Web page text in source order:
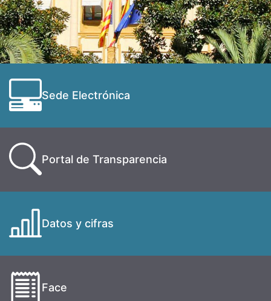
Sede Electrónica
Portal de Transparencia
Datos y cifras
Face